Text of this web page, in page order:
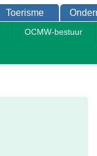
Toerisme
OCMW-bestuur